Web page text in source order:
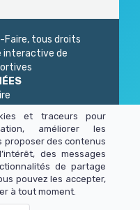
tous droits
interactive de
87
à 17h
et traceurs pour
améliorer les
proposer des contenus
des messages
de partage
pouvez les accepter,
à tout moment.